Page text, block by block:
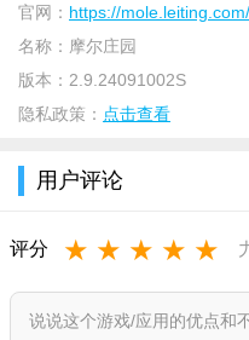
摩尔庄园手游雷霆版下
官网： https://mole.leiting.com/
名称： 摩尔庄园
版本： 2.9.24091002S
隐私政策： 点击查看
用户评论
评分 ★ ★ ★ ★ ★